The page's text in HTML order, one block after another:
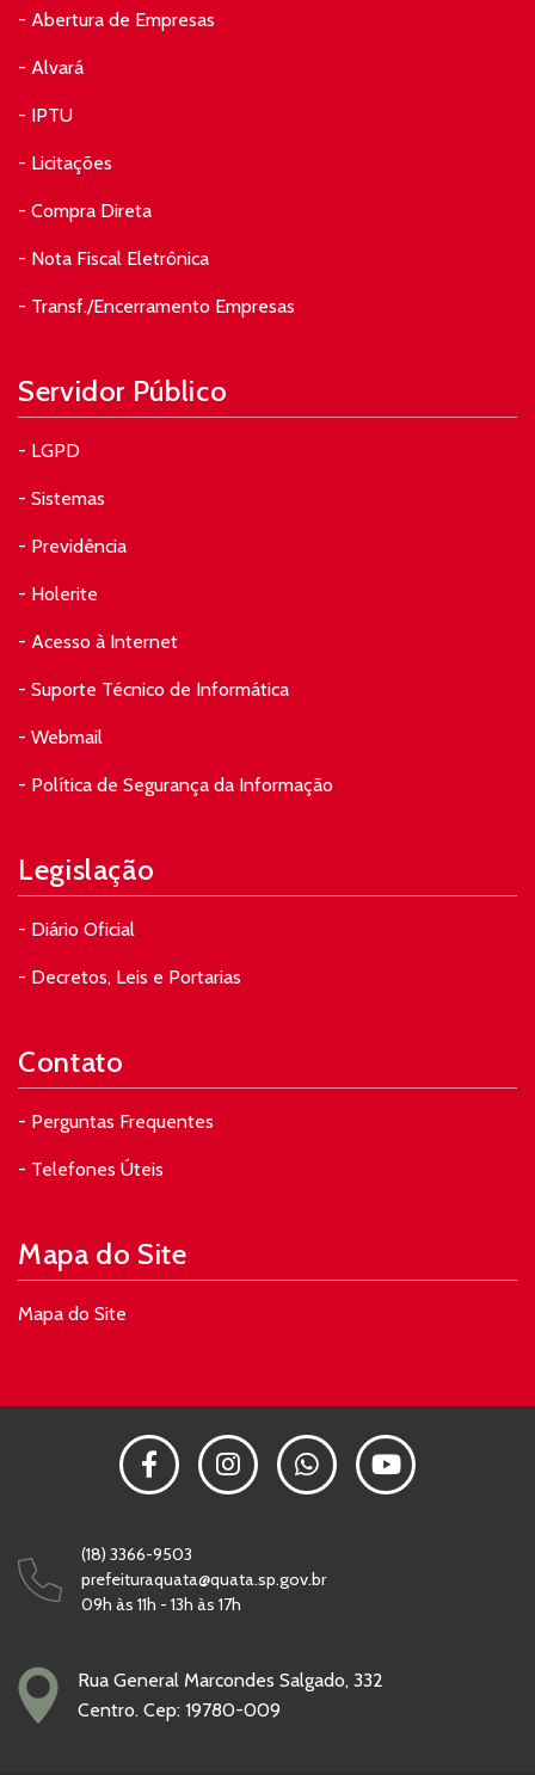
- Abertura de Empresas
- Alvará
- IPTU
- Licitações
- Compra Direta
- Nota Fiscal Eletrônica
- Transf./Encerramento Empresas
Servidor Público
- LGPD
- Sistemas
- Previdência
- Holerite
- Acesso à Internet
- Suporte Técnico de Informática
- Webmail
- Política de Segurança da Informação
Legislação
- Diário Oficial
- Decretos, Leis e Portarias
Contato
- Perguntas Frequentes
- Telefones Úteis
Mapa do Site
Mapa do Site
Rua General Marcondes Salgado, 332
Centro. Cep: 19780-009
(18) 3366-9503
prefeituraquata@quata.sp.gov.br
09h às 11h - 13h às 17h